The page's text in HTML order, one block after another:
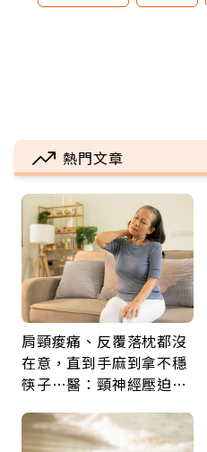
熱門文章
肩頸痠痛、反覆落枕都沒
在意，直到手麻到拿不穩
筷子…醫：頸神經壓迫上
鍵